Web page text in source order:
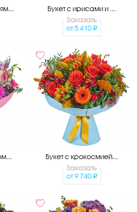
Букет с ирисами и ...
Заказать
от 5 410
Букет с крокосмией...
Заказать
от 9 740